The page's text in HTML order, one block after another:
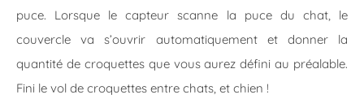
puce. Lorsque le capteur scanne la puce du chat, le
couvercle va s’ouvrir automatiquement et donner la
quantité de croquettes que vous aurez défini au préalable.
Fini le vol de croquettes entre chats, et chien !